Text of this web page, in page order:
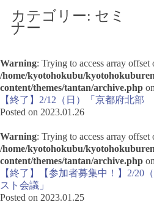
カテゴリー: セミ
ナー
Warning: Trying to access array offset
/home/kyotohokubu/
content/themes/tantan/archive.php
【終了】2/12（日）「京都府北部
Posted on 2023.01.26
Warning: Trying to access array offset
/home/kyotohokubu/
content/themes/tantan/archive.php
【終了】【参加者募集中！】2/20
スト会議」
Posted on 2023.01.25